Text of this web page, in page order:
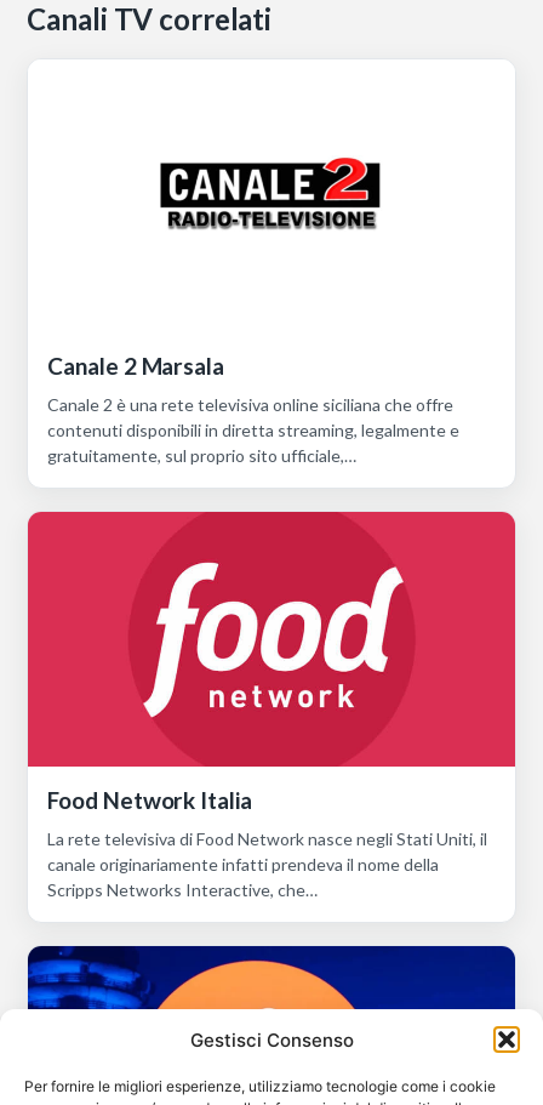
Gestisci Consenso
Per fornire le migliori esperienze, utilizziamo tecnologie come i cookie
Canali TV correlati
Canale 2 Marsala
Canale 2 è una rete televisiva online siciliana che offre
contenuti disponibili in diretta streaming, legalmente e
gratuitamente, sul proprio sito ufficiale,…
Food Network Italia
La rete televisiva di Food Network nasce negli Stati Uniti, il
canale originariamente infatti prendeva il nome della
Scripps Networks Interactive, che…